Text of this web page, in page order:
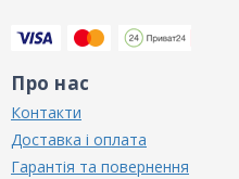
Про нас
Контакти
Доставка і оплата
Гарантія та повернення